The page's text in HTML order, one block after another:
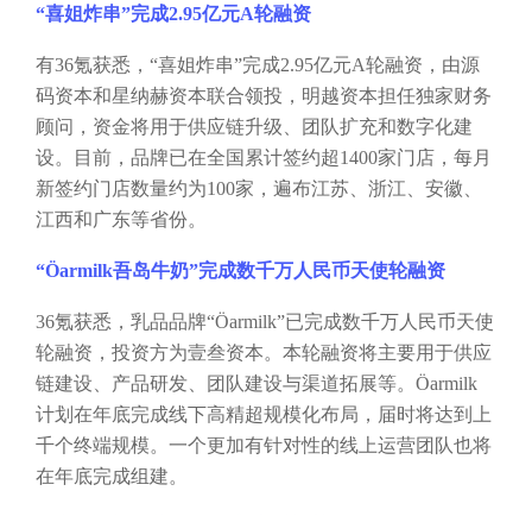
“喜姐炸串”完成2.95亿元A轮融资
有36氪获悉，“喜姐炸串”完成2.95亿元A轮融资，由源
码资本和星纳赫资本联合领投，明越资本担任独家财务
顾问，资金将用于供应链升级、团队扩充和数字化建
设。目前，品牌已在全国累计签约超1400家门店，每月
新签约门店数量约为100家，遍布江苏、浙江、安徽、
江西和广东等省份。
“Öarmilk吾岛牛奶”完成数千万人民币天使轮融资
36氪获悉，乳品品牌“Öarmilk”已完成数千万人民币天使
轮融资，投资方为壹叁资本。本轮融资将主要用于供应
链建设、产品研发、团队建设与渠道拓展等。Öarmilk
计划在年底完成线下高精超规模化布局，届时将达到上
千个终端规模。一个更加有针对性的线上运营团队也将
在年底完成组建。